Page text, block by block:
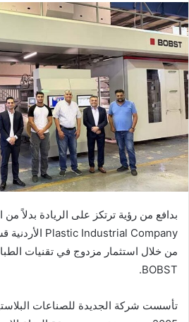
إلكترونيا
بدافع من رؤية ترتكز على الريادة بدلاً
Plastic Industrial Company الأردنية
من خلال استثمار مزدوج في تقنيات
BOBST
.